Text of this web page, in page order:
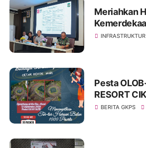
Meriahkan
INFRASTRUKTUR
Pesta
RESORT
Rekor MURI
BERITA GKPS